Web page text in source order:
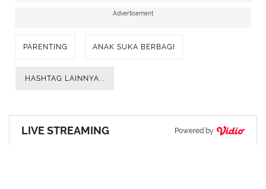
Advertisement
PARENTING ANAK SUKA BERBAGI
HASHTAG LAINNYA...
LIVE STREAMING Powered by